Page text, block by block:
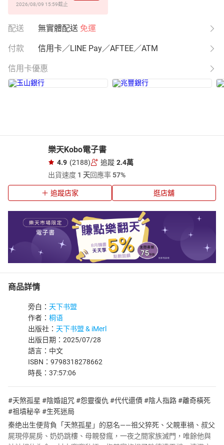
2026/08/09 15:59截止
配送 無實體配送 免運
付款 信用卡／LINE Pay／AFTEE／ATM
信用卡優惠
樂天Kobo電子書
4.9 (2188) 追蹤 2.4萬
出貨速度 1 天回應率57%
追蹤店家 逛店舖
商品詳情
旁白： 天下书盟
作者： 桐语
出版社： 天下书盟 & iMerl
出版日期：2025/07/28
語言：中文
ISBN：9798318278662
時長：37:57:06
#天煞孤星 #陰婚詛咒 #怨靈復仇 #代代還債 #陰人指路 #離奇橫死
#祖墳秘辛 #生死迷局
秦绝出生便背負「天煞孤星」的惡名——祖父猝死、父親車禍、叔父
屍現停屍房、奶奶跳樓、母親發瘋，一夜之間家族滅門，唯餘他與